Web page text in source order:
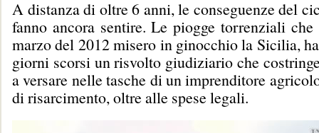
A distanza di oltre 6 anni, le conseguenze del
fanno ancora sentire. Le piogge torrenziali
marzo del 2012 misero in ginocchio la Sicilia,
giorni scorsi un risvolto giudiziario che
a versare nelle tasche di un imprenditore
di risarcimento, oltre alle spese legali.